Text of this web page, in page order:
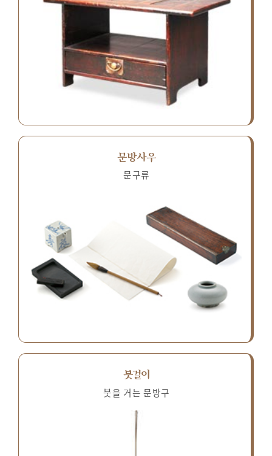
문방사우
문구류
붓걸이
붓을 거는 문방구